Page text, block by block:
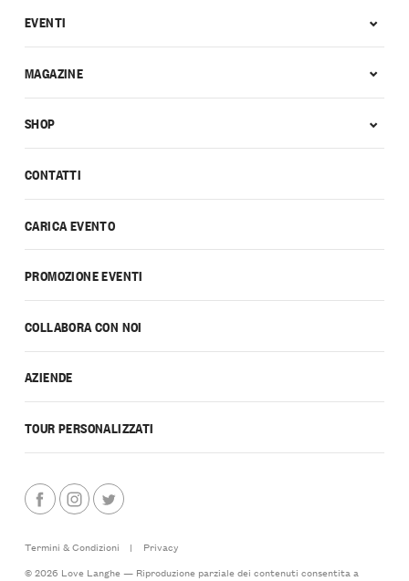
CONTATTI
CARICA EVENTO
PROMOZIONE EVENTI
COLLABORA CON NOI
AZIENDE
TOUR PERSONALIZZATI
EVENTI
MAGAZINE
SHOP
Termini & Condizioni |
Privacy
© 2026 Love Langhe — Riproduzione parziale dei contenuti consentita a